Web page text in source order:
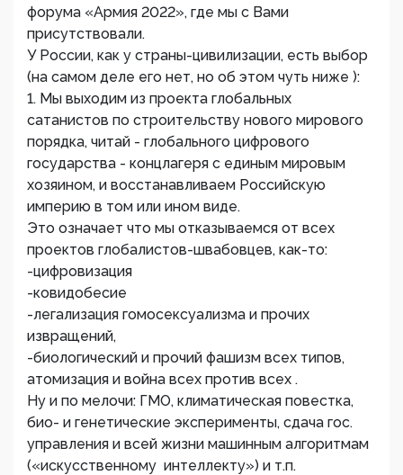
форума «Армия 2022», где мы с Вами
присутствовали.
У России, как у страны-цивилизации, есть выбор
(на самом деле его нет, но об этом чуть ниже ):
1. Мы выходим из проекта глобальных
сатанистов по строительству нового мирового
порядка, читай - глобального цифрового
государства - концлагеря с единым мировым
хозяином, и восстанавливаем Российскую
империю в том или ином виде.
Это означает что мы отказываемся от всех
проектов глобалистов-швабовцев, как-то:
-цифровизация
-ковидобесие
-легализация гомосексуализма и прочих
извращений,
-биологический и прочий фашизм всех типов,
атомизация и война всех против всех .
Ну и по мелочи: ГМО, климатическая повестка,
био- и генетические эксперименты, сдача гос.
управления и всей жизни машинным алгоритмам
(«искусственному интеллекту») и т.п.